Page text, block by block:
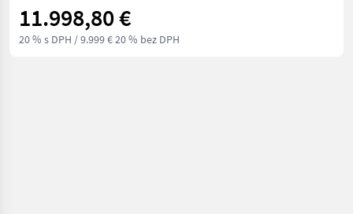
11.998,80 €
20 % s DPH / 9.999 € 20 % bez DPH